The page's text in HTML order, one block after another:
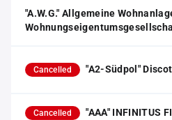
"A.W.G." Allgemeine
Cancelled "A2-Südpol"
Cancelled
"AAA" INFINITUS